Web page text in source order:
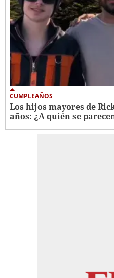
CUMPLEAÑOS
Los hijos mayores de
años: ¿A quién se